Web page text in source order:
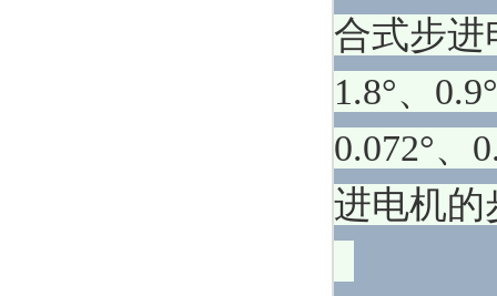
合式步进
1.8°、
0.072°、
进电机